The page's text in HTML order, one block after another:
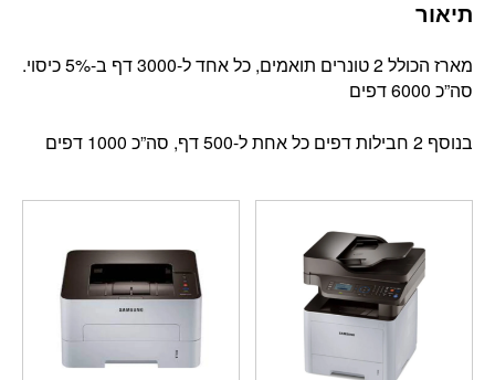
תיאור
מארז הכולל 2 טונרים תואמים, כל אחד ל-3000 דף ב-5% כיסוי.
סה”כ 6000 דפים
בנוסף 2 חבילות דפים כל אחת ל-500 דף, סה”כ 1000 דפים